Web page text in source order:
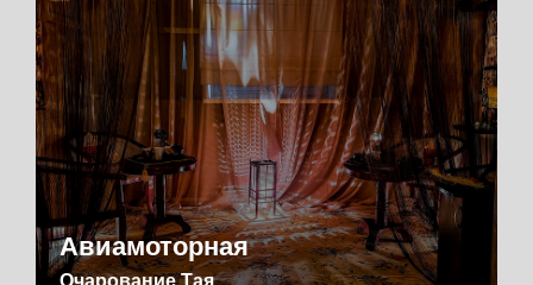
Авиамоторная
Очарование Тая